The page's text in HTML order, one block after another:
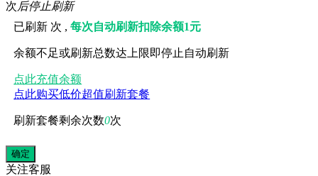
次后停止刷新
已刷新次 ,每次自动刷新扣除余额1元
余额不足或刷新总数达上限即停止自动刷新
点此充值余额
点此购买低价超值刷新套餐
刷新套餐剩余次数0次
关注客服